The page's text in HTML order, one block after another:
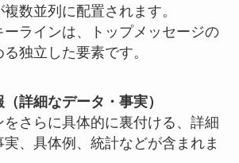
数並列に配置されます。
ーラインは、トップメッセージの
独立した要素です。
詳細なデータ・事実）
さらに具体的に裏付ける、詳細
、具体例、統計などが含まれま